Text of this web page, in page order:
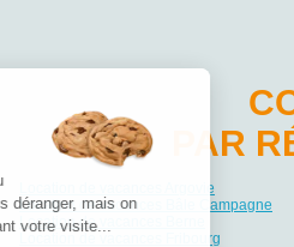
PAR
Location de vacances Argovie
Location de vacances Bâle Campagne
Location de vacances Berne
Location de vacances Fribourg
déranger, mais on
votre visite...